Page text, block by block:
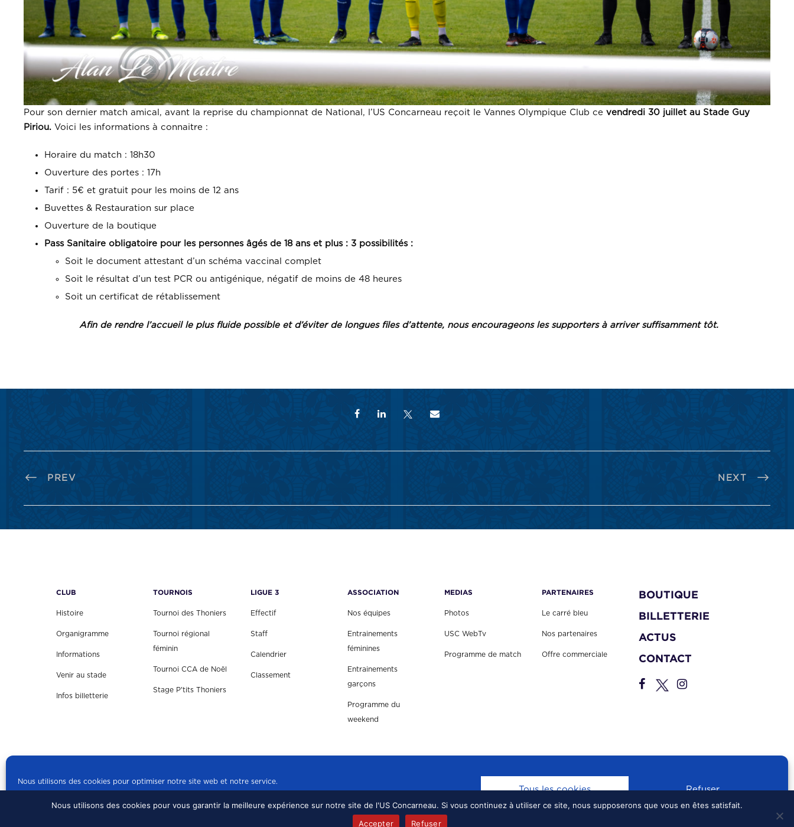
Nous utilisons des cookies pour optimiser notre site web et notre service.
Tous les cookies Refuser
Pour son dernier match amical, avant la reprise du championnat de National, l’US Concarneau reçoit le Vannes Olympique Club ce vendredi 30 juillet au Stade Guy
Piriou. Voici les informations à connaitre :
Horaire du match : 18h30
Ouverture des portes : 17h
Tarif : 5€ et gratuit pour les moins de 12 ans
Buvettes & Restauration sur place
Ouverture de la boutique
Pass Sanitaire obligatoire pour les personnes âgés de 18 ans et plus : 3 possibilités :
Soit le document attestant d’un schéma vaccinal complet
Soit le résultat d’un test PCR ou antigénique, négatif de moins de 48 heures
Soit un certificat de rétablissement
Afin de rendre l’accueil le plus fluide possible et d’éviter de longues files d’attente, nous encourageons les supporters à arriver suffisamment tôt.
PREV NEXT
CLUB
Histoire
Organigramme
Informations
Venir au stade
Infos billetterie
TOURNOIS
Tournoi des Thoniers
Tournoi régional
féminin
Tournoi CCA de Noël
Stage P'tits Thoniers
LIGUE 3
Effectif
Staff
Calendrier
Classement
ASSOCIATION
Nos équipes
Entrainements
féminines
Entrainements
garçons
Programme du
weekend
MEDIAS
Photos
USC WebTv
Programme de match
PARTENAIRES
Le carré bleu
Nos partenaires
Offre commerciale
BOUTIQUE
BILLETTERIE
ACTUS
CONTACT
© 2024 US CONCARNEAU, TOUS DROITS RÉSERVÉS. CONFIDENTIALITÉ
Nous utilisons des cookies pour vous garantir la meilleure expérience sur notre site de l'US Concarneau. Si vous continuez à utiliser ce site, nous supposerons que vous en êtes satisfait.
Accepter
Refuser